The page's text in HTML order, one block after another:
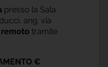
presso la Sala
ang. via
tramite
€